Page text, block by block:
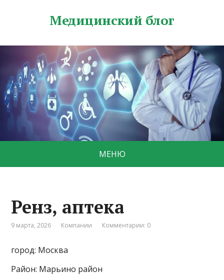
Медицинский блог
МЕНЮ
Ренз, аптека
9 марта, 2026 Компании Комментарии: 0
город: Москва
Район: Марьино район